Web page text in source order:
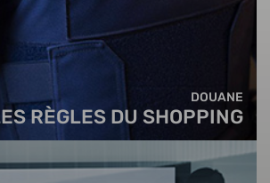
DOUANE
RÈGLES DU SHOPPING